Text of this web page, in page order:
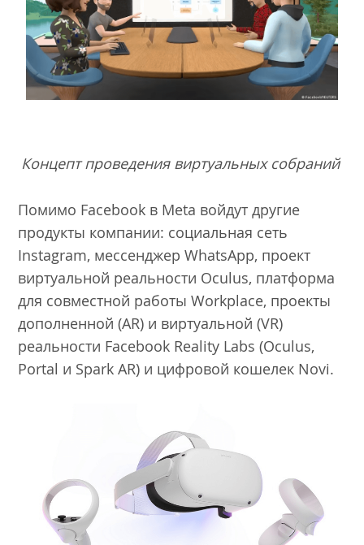
Концепт проведения виртуальных собраний
Помимо Facebook в Meta войдут другие
продукты компании: социальная сеть
Instagram, мессенджер WhatsApp, проект
виртуальной реальности Oculus, платформа
для совместной работы Workplace, проекты
дополненной (AR) и виртуальной (VR)
реальности Facebook Reality Labs (Oculus,
Portal и Spark AR) и цифровой кошелек Novi.